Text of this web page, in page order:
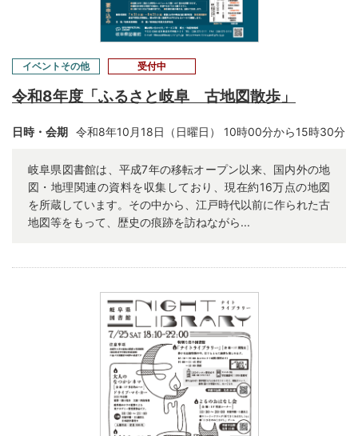
イベントその他 受付中
令和8年度「ふるさと岐阜 古地図散歩」
日時・会期 令和8年10月18日（日曜日） 10時00分から15時30分
岐阜県図書館は、平成7年の移転オープン以来、国内外の地
図・地理関連の資料を収集しており、現在約16万点の地図
を所蔵しています。その中から、江戸時代以前に作られた古
地図等をもって、歴史の痕跡を訪ねながら...